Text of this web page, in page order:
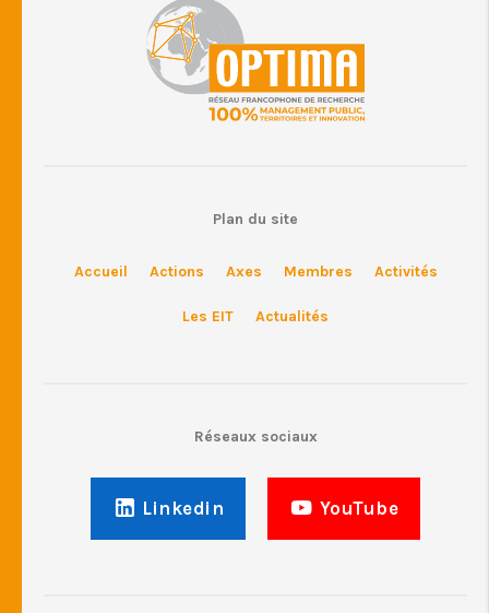
Plan du site
Accueil Actions Axes Membres Activités
Les EIT Actualités
Réseaux sociaux
Linkedin YouTube